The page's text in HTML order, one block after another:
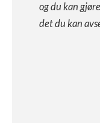
og du kan
det du kan